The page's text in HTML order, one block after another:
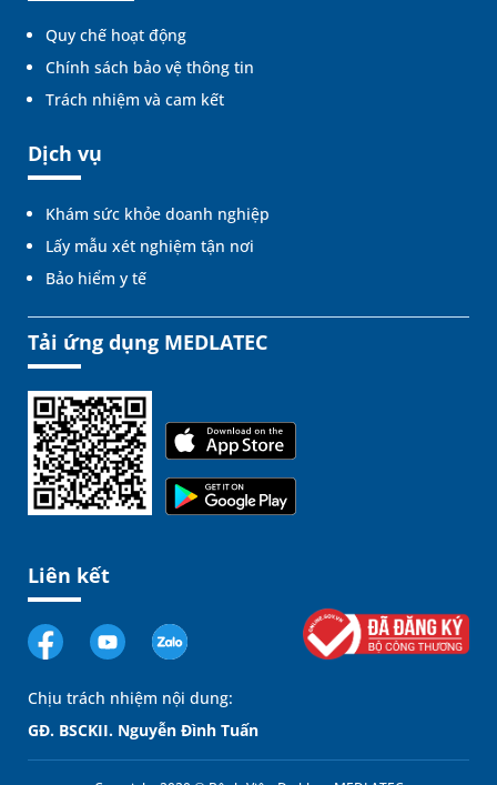
Quy chế hoạt động
Chính sách bảo vệ thông tin
Trách nhiệm và cam kết
Dịch vụ
Khám sức khỏe doanh nghiệp
Lấy mẫu xét nghiệm tận nơi
Bảo hiểm y tế
Tải ứng dụng MEDLATEC
Liên kết
Chịu trách nhiệm nội dung:
GĐ. BSCKII. Nguyễn Đình Tuấn